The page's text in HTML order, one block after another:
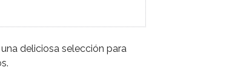
deliciosa selección para